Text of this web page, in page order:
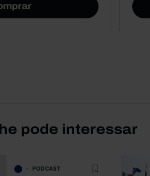
pode interessar
PODCAST